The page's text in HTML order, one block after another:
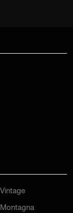
Vintage
Montagna